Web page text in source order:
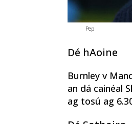
Pep
Dé hAoine
Burnley v
an dá cainéal
ag tosú ag